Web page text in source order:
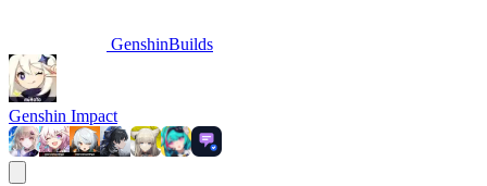
GenshinBuilds
Genshin Impact